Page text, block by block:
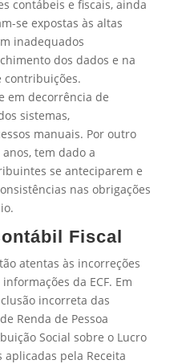
contábeis e fiscais, ainda
se expostas às altas
inadequados
dos dados e na
contribuições.
em decorrência de
sistemas,
manuais. Por outro
tem dado a
se anteciparem e
nas obrigações
Fiscal
atentas às incorreções
da ECF. Em
incorreta das
Renda de Pessoa
Social sobre o Lucro
aplicadas pela Receita